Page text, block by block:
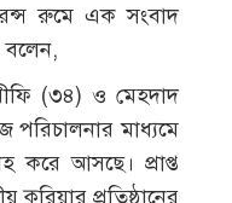
রুমে এক সংবাদ
বলেন,
(৩৪) ও মেহদাদ
মাধ্যমে
করে আসছে। প্রাপ্ত
প্রতিষ্ঠানের